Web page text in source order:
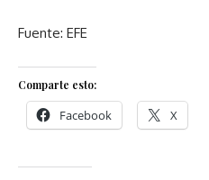
Fuente: EFE
Comparte esto:
Facebook X